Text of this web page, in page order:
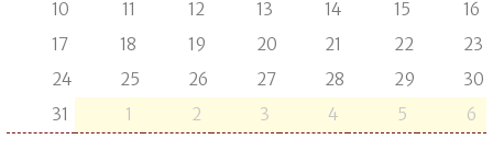
10
11 12 13 14 15
16
17
18 19 20 21 22
23
24
25 26 27 28 29
30
31
1 2 3 4 5 6